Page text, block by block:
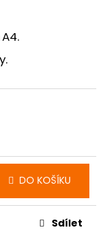
DO KOŠÍKU
Sdílet